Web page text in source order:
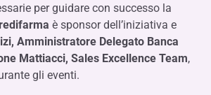
per guidare con successo la
è sponsor dell’iniziativa e
Amministratore Delegato Banca
Mattiacci, Sales Excellence Team,
gli eventi.